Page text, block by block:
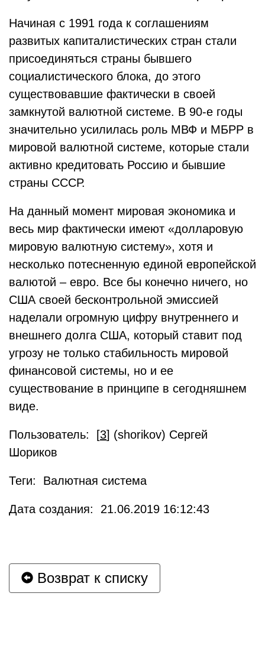
Начиная с 1991 года к соглашениям
развитых капиталистических стран стали
присоединяться страны бывшего
социалистического блока, до этого
существовавшие фактически в своей
замкнутой валютной системе. В 90-е годы
значительно усилилась роль МВФ и МБРР в
мировой валютной системе, которые стали
активно кредитовать Россию и бывшие
страны СССР.
На данный момент мировая экономика и
весь мир фактически имеют «долларовую
мировую валютную систему», хотя и
несколько потесненную единой европейской
валютой – евро. Все бы конечно ничего, но
США своей бесконтрольной эмиссией
наделали огромную цифру внутреннего и
внешнего долга США, который ставит под
угрозу не только стабильность мировой
финансовой системы, но и ее
существование в принципе в сегодняшнем
виде.
Пользователь: [3] (shorikov) Сергей
Шориков
Теги: Валютная система
Дата создания: 21.06.2019 16:12:43
Возврат к списку